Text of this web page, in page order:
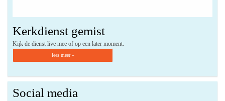
Kerkdienst gemist
Kijk de dienst live mee of op een later moment.
lees meer »
Social media